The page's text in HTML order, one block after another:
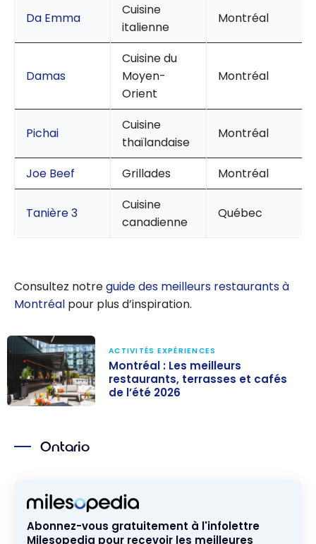
Da Emma
Cuisine
italienne
Montréal
Damas
Cuisine du
Moyen-
Orient
Montréal
Pichai
Cuisine
thaïlandaise
Montréal
Joe Beef Grillades Montréal
Tanière 3
Cuisine
canadienne
Québec
Consultez notreguide des meilleurs restaurants à
Montréal pour plus d’inspiration.
restaurants,
2026
ACTIVITÉS EXPÉRIENCES
Montréal : Les meilleurs
restaurants, terrasses et cafés
de l’été 2026
Ontario
Abonnez-vous gratuitement à l'infolettre
Milesopedia pour recevoir les meilleures